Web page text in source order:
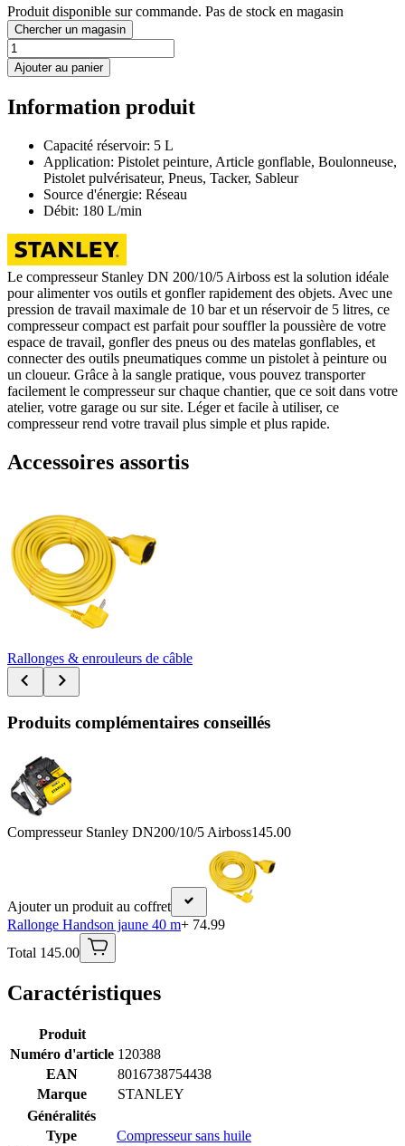
Produit disponible sur commande. Pas de stock en magasin
Chercher un magasin
Ajouter au panier
Information produit
Capacité réservoir: 5 L
Application: Pistolet peinture, Article gonflable, Boulonneuse,
Pistolet pulvérisateur, Pneus, Tacker, Sableur
Source d'énergie: Réseau
Débit: 180 L/min
Le compresseur Stanley DN 200/10/5 Airboss est la solution idéale
pour alimenter vos outils et gonfler rapidement des objets. Avec une
pression de travail maximale de 10 bar et un réservoir de 5 litres, ce
compresseur compact est parfait pour souffler la poussière de votre
espace de travail, gonfler des pneus ou des matelas gonflables, et
connecter des outils pneumatiques comme un pistolet à peinture ou
un cloueur. Grâce à la sangle pratique, vous pouvez transporter
facilement le compresseur sur chaque chantier, que ce soit dans votre
atelier, votre garage ou sur site. Léger et facile à utiliser, ce
compresseur rend votre travail plus simple et plus rapide.
Accessoires assortis
Rallonges & enrouleurs de câble
Produits complémentaires conseillés
Compresseur Stanley DN200/10/5 Airboss145.00
Ajouter un produit au coffret
Rallonge Handson jaune 40 m+ 74.99
Total 145.00
Caractéristiques
Produit
Numéro d'article 120388
EAN
8016738754438
Marque
STANLEY
Généralités
Type
Compresseur sans huile